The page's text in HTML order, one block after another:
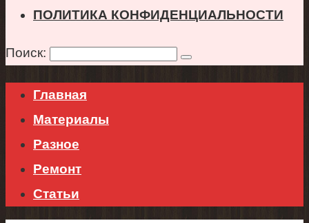
ПОЛИТИКА КОНФИДЕНЦИАЛЬНОСТИ
Поиск:
Главная
Материалы
Разное
Ремонт
Статьи